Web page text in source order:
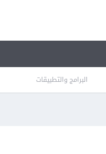
البرامج والتطبيقات